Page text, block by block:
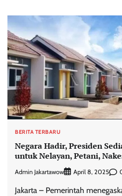
BERITA TERBARU
Negara Hadir, Presiden
untuk Nelayan, Petani,
Admin Jakartawow April 8, 2025
Jakarta – Pemerintah